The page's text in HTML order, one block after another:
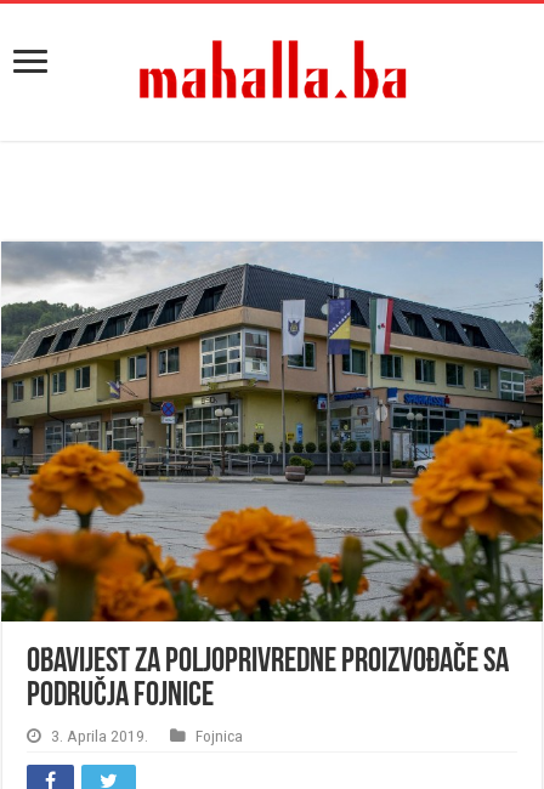
Obavijest za poljoprivredne proizvođače sa
područja Fojnice
3. Aprila 2019. Fojnica